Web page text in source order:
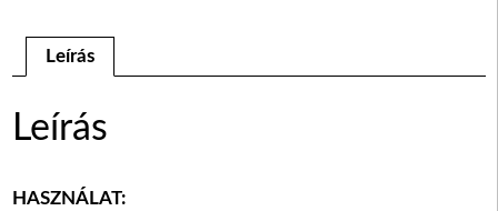
Leírás
Leírás
HASZNÁLAT: